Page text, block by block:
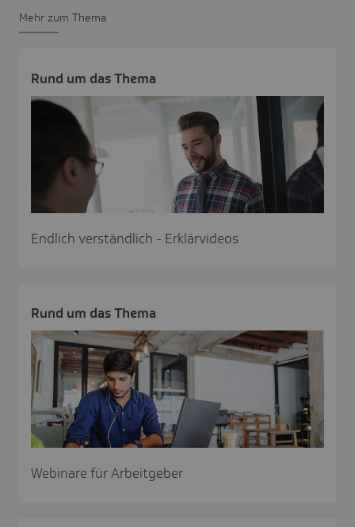
Mehr zum Thema
Rund um das Thema
Endlich verständlich - Erklärvideos
Rund um das Thema
Webinare für Arbeitgeber